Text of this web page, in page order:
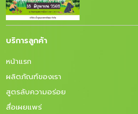
บริการลูกค้า
หน้าแรก
ผลิตภัณฑ์ของเรา
สูตรลับความอร่อย
สื่อเผยแพร่